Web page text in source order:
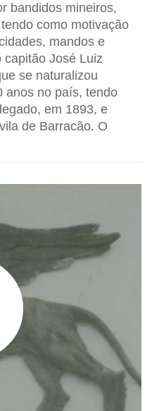
bandidos mineiros,
como motivação
mandos e
José Luiz
se naturalizou
anos no país, tendo
em 1893, e
de Barracão. O